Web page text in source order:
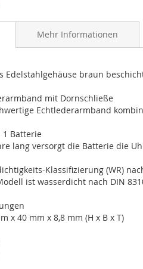
Edelstahlgehäuse braun
mit Dornschließe
Echtlederarmband
1 Batterie
lang versorgt die Batterie die
Klassifizierung (WR)
ist wasserdicht nach DIN
x 40 mm x 8,8 mm (H x B x T)
Mehr Informationen